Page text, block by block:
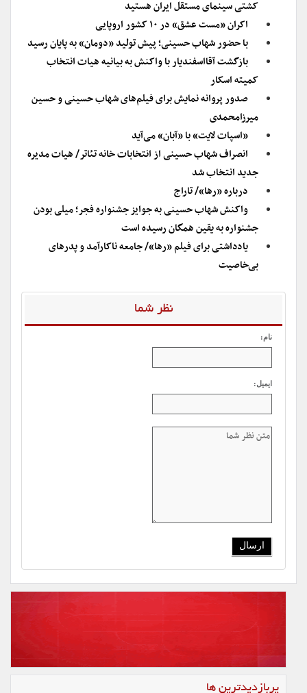
کشتی سینمای مستقل ایران هستید
اکران «مست عشق» در ۱۰ کشور اروپایی
با حضور شهاب حسینی؛ پیش تولید «دومان» به پایان رسید
بازگشت آقااسفندیار با واکنش به بیانیه هیات انتخاب
کمیته اسکار
صدور پروانه نمایش برای فیلم‌های شهاب حسینی و حسین
میرزامحمدی
«اسپات لایت» با «آبان» می‌آید
انصراف شهاب حسینی از انتخابات خانه تئاتر/ هیات مدیره
جدید انتخاب شد
درباره «رها»/ تاراج
واکنش شهاب حسینی به جوایز جشنواره فجر؛ میلی بودن
جشنواره به یقین همگان رسیده است
یادداشتی برای فیلم «رها»/ جامعه ناکارآمد و پدرهای
بی‌خاصیت
نظر شما
نام:
ایمیل:
پربازدیدترین ها